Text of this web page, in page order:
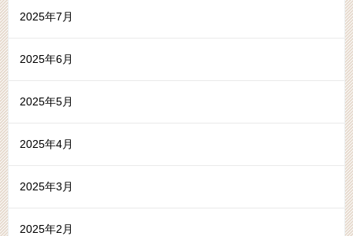
2025年7月
2025年6月
2025年5月
2025年4月
2025年3月
2025年2月